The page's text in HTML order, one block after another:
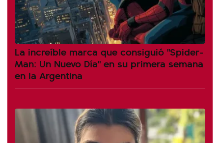
La increíble marca que consiguió "Spider-
Man: Un Nuevo Día" en su primera semana
en la Argentina